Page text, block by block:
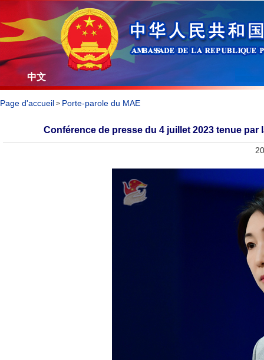
中文
Page d'accueil > Porte-parole du MAE
Conférence de presse du 4 juillet 2023 tenue